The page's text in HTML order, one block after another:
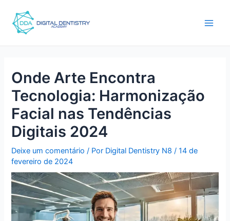
para
Onde Arte Encontra
Tecnologia: Harmonização
Facial nas Tendências
Digitais 2024
Deixe um comentário / Por Digital Dentistry N8/14 de
fevereiro de 2024
navegação